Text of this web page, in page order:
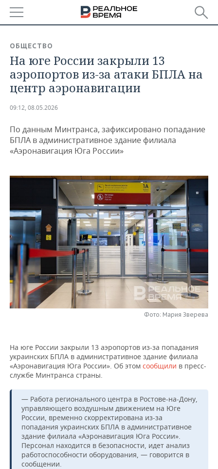
БАШКОРТОСТАН
ТАТАРСТАН
НОВОСТИ
АНАЛИТИКА
ДЕКЛАРАЦИИ О ДОХОДАХ
КОРОЛИ ГОСЗАКАЗА ПФО
КОМУ ПРИНАДЛЕЖАТ
ТОРГОВЫЕ ЦЕНТРЫ
ТАТАРСТАНА
НОВОСТИ ЭКОНОМИКИ
ФИНАНСЫ
ИНВЕСТИЦИИ
ПРОМЫШЛЕННОСТЬ
НОВОСТИ
ПРОМЫШЛЕННОСТИ
АГРОПРОМ
МАШИНОСТРОЕНИЕ
НЕФТЕХИМИЯ
НЕФТЬ
ОПК
ЭНЕРГЕТИКА
НЕДВИЖИМОСТЬ
НОВОСТИ АВТО
НОВОСТИ БИЗНЕСА
РОЗНИЧНАЯ ТОРГОВЛЯ
ТРАНСПОРТ
УСЛУГИ
ТЕХНОЛОГИИ
НОВОСТИ ТЕХНОЛОГИЙ
IT
МЕДИА
ТЕЛЕКОММУНИКАЦИИ
МЕРОПРИЯТИЯ
НОВОСТИ МЕРОПРИЯТИЙ
ВЫЕЗДНАЯ РЕДАКЦИЯ
БИЗНЕС-БРАНЧИ
ОТКРЫТАЯ ЛЕКЦИЯ
СПОРТ
НОВОСТИ СПОРТА
ФУТБОЛ
БАСКЕТБОЛ
ВОЛЕЙБОЛ
КИБЕРСПОРТ
ФИГУРНОЕ КАТАНИЕ
ВОДНЫЕ ВИДЫ СПОРТА
ХОККЕЙ С МЯЧОМ
ОБЩЕСТВО
НОВОСТИ ОБЩЕСТВА
ИНФРАСТРУКТУРА
ИСТОРИЯ
КУЛЬТУРА
МЕДИЦИНА
ОБРАЗОВАНИЕ
ПРОИСШЕСТВИЯ
ФОТОГАЛЕРЕЯ
СПРАВОЧНИК
СПИСОК ПЕРСОН
СПИСОК КОМПАНИЙ
ПОЛНАЯ ВЕРСИЯ
ОБЩЕСТВО
На юге России закрыли 13
аэропортов из-за атаки БПЛА на
центр аэронавигации
09:12, 08.05.2026
По данным Минтранса, зафиксировано попадание
БПЛА в административное здание филиала
«Аэронавигация Юга России»
Фото: Мария Зверева
На юге России закрыли 13 аэропортов из-за попадания
украинских БПЛА в административное здание филиала
«Аэронавигация Юга России». Об этом сообщили в пресс-
службе Минтранса страны.
— Работа регионального центра в Ростове-на-Дону,
управляющего воздушным движением на Юге
России, временно скорректирована из-за
попадания украинских БПЛА в административное
здание филиала «Аэронавигация Юга России».
Персонал находится в безопасности, идет анализ
работоспособности оборудования, — говорится в
сообщении.